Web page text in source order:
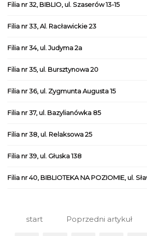
Filia nr 32, BIBLIO, ul. Szaserów 13-15
Filia nr 33, Al. Racławickie 23
Filia nr 34, ul. Judyma 2a
Filia nr 35, ul. Bursztynowa 20
Filia nr 36, ul. Zygmunta Augusta 15
Filia nr 37, ul. Bazylianówka 85
Filia nr 38, ul. Relaksowa 25
Filia nr 39, ul. Głuska 138
Filia nr 40, BIBLIOTEKA NA POZIOMIE, ul.
start Poprzedni artykuł